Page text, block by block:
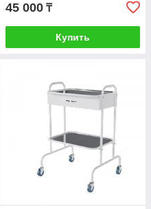
45 000 ₸
Купить